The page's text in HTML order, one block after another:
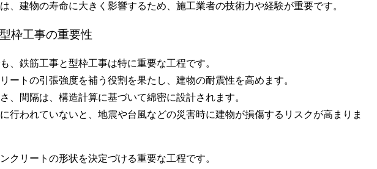
、建物の寿命に大きく影響するため、施工業者の技術力や経験が重要です。
枠工事の重要性
、鉄筋工事と型枠工事は特に重要な工程です。
ートの引張強度を補う役割を果たし、建物の耐震性を高めます。
、間隔は、構造計算に基づいて綿密に設計されます。
行われていないと、地震や台風などの災害時に建物が損傷するリスクが高まりま
クリートの形状を決定づける重要な工程です。